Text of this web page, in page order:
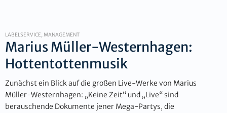
LABELSERVICE, MANAGEMENT
Marius Müller-Westernhagen:
Hottentottenmusik
Zunächst ein Blick auf die großen Live-Werke von Marius
Müller-Westernhagen: „Keine Zeit“ und „Live“ sind
berauschende Dokumente jener Mega-Partys, die